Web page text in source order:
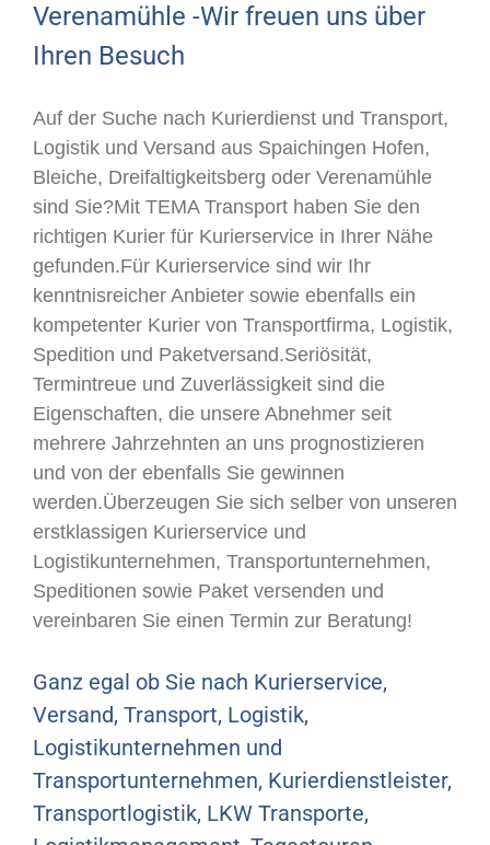
Verenamühle -Wir freuen uns über
Ihren Besuch
Auf der Suche nach Kurierdienst und Transport,
Logistik und Versand aus Spaichingen Hofen,
Bleiche, Dreifaltigkeitsberg oder Verenamühle
sind Sie?Mit TEMA Transport haben Sie den
richtigen Kurier für Kurierservice in Ihrer Nähe
gefunden.Für Kurierservice sind wir Ihr
kenntnisreicher Anbieter sowie ebenfalls ein
kompetenter Kurier von Transportfirma, Logistik,
Spedition und Paketversand.Seriösität,
Termintreue und Zuverlässigkeit sind die
Eigenschaften, die unsere Abnehmer seit
mehrere Jahrzehnten an uns prognostizieren
und von der ebenfalls Sie gewinnen
werden.Überzeugen Sie sich selber von unseren
erstklassigen Kurierservice und
Logistikunternehmen, Transportunternehmen,
Speditionen sowie Paket versenden und
vereinbaren Sie einen Termin zur Beratung!
Ganz egal ob Sie nach Kurierservice,
Versand, Transport, Logistik,
Logistikunternehmen und
Transportunternehmen, Kurierdienstleister,
Transportlogistik, LKW Transporte,